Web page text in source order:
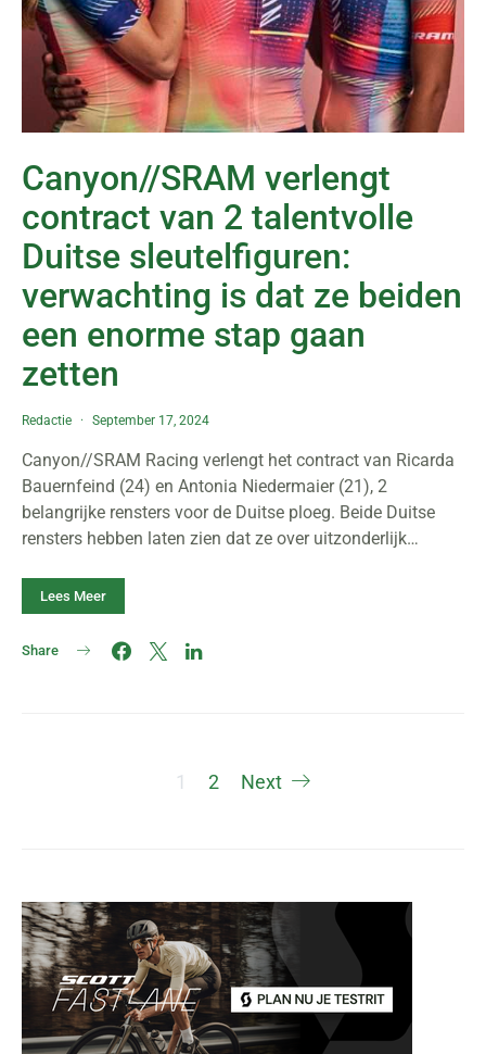
Canyon//SRAM verlengt
contract van 2 talentvolle
Duitse sleutelfiguren:
verwachting is dat ze beiden
een enorme stap gaan
zetten
Redactie September 17, 2024
Canyon//SRAM Racing verlengt het contract van Ricarda
Bauernfeind (24) en Antonia Niedermaier (21), 2
belangrijke rensters voor de Duitse ploeg. Beide Duitse
rensters hebben laten zien dat ze over uitzonderlijk…
Lees Meer
Share
Berichten
1 2 Next